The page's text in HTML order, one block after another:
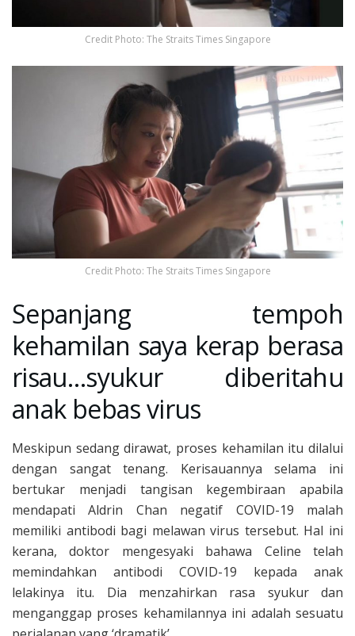
Credit Photo: The Straits Times Singapore
Credit Photo: The Straits Times Singapore
Sepanjang tempoh
kehamilan saya kerap berasa
risau…syukur diberitahu
anak bebas virus
Meskipun sedang dirawat, proses kehamilan itu dilalui
dengan sangat tenang. Kerisauannya selama ini
bertukar menjadi tangisan kegembiraan apabila
mendapati Aldrin Chan negatif COVID-19 malah
memiliki antibodi bagi melawan virus tersebut. Hal ini
kerana, doktor mengesyaki bahawa Celine telah
memindahkan antibodi COVID-19 kepada anak
lelakinya itu. Dia menzahirkan rasa syukur dan
menganggap proses kehamilannya ini adalah sesuatu